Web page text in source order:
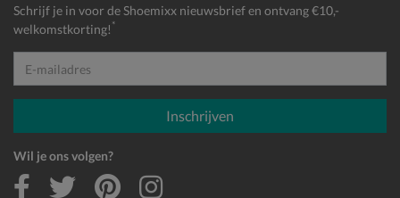
Schrijf je in voor de Shoemixx nieuwsbrief en ontvang €10,-
welkomstkorting! *
E-mailadres
Inschrijven
Wil je ons volgen?